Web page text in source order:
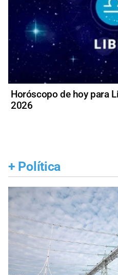
Horóscopo de hoy para
2026
+ Política